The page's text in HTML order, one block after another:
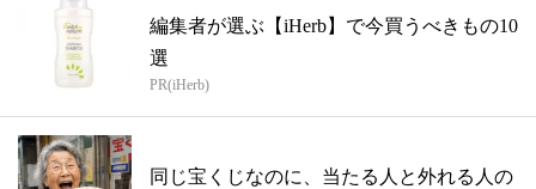
編集者が選ぶ【iHerb】で今買うべきもの10
選
PR(iHerb)
同じ宝くじなのに、当たる人と外れる人の